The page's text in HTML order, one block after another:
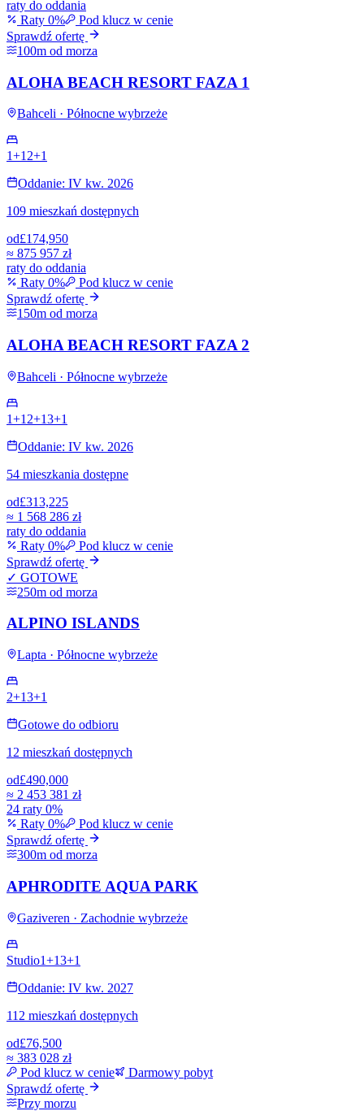
raty do oddania
Raty 0%
Pod klucz w cenie
Sprawdź ofertę
100m od morza
ALOHA BEACH RESORT FAZA 1
Bahceli · Północne wybrzeże
1+1 2+1
Oddanie: IV kw. 2026
109 mieszkań dostępnych
od£174,950
≈ 875 957 zł
raty do oddania
Raty 0%
Pod klucz w cenie
Sprawdź ofertę
150m od morza
ALOHA BEACH RESORT FAZA 2
Bahceli · Północne wybrzeże
1+1 2+13+1
Oddanie: IV kw. 2026
54 mieszkania dostępne
od£313,225
≈ 1 568 286 zł
raty do oddania
Raty 0%
Pod klucz w cenie
Sprawdź ofertę
✓ GOTOWE
250m od morza
ALPINO ISLANDS
Lapta · Północne wybrzeże
2+13+1
Gotowe do odbioru
12 mieszkań dostępnych
od£490,000
≈ 2 453 381 zł
24 raty 0%
Raty 0%
Pod klucz w cenie
Sprawdź ofertę
300m od morza
APHRODITE AQUA PARK
Gaziveren · Zachodnie wybrzeże
Studio1+13+1
Oddanie: IV kw. 2027
112 mieszkań dostępnych
od£76,500
≈ 383 028 zł
Pod klucz w cenie
Darmowy pobyt
Sprawdź ofertę
Przy morzu